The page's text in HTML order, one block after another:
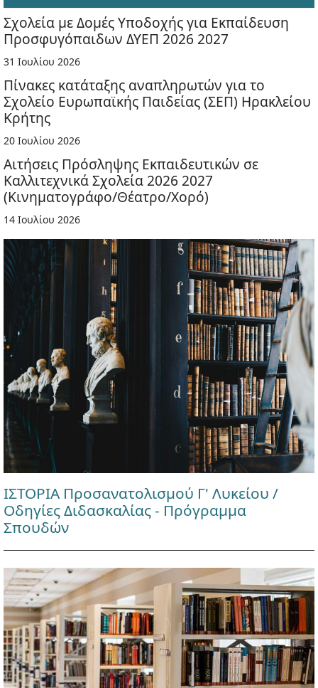
Σχολεία με Δομές Υποδοχής για Εκπαίδευση
Προσφυγόπαιδων ΔΥΕΠ 2026 2027
31 Ιουλίου 2026
Πίνακες κατάταξης αναπληρωτών για το
Σχολείο Ευρωπαϊκής Παιδείας (ΣΕΠ) Ηρακλείου
Κρήτης
20 Ιουλίου 2026
Αιτήσεις Πρόσληψης Εκπαιδευτικών σε
Καλλιτεχνικά Σχολεία 2026 2027
(Κινηματογράφο/Θέατρο/Χορό)
14 Ιουλίου 2026
ΙΣΤΟΡΙΑ Προσανατολισμού Γ' Λυκείου /
Οδηγίες Διδασκαλίας - Πρόγραμμα
Σπουδών